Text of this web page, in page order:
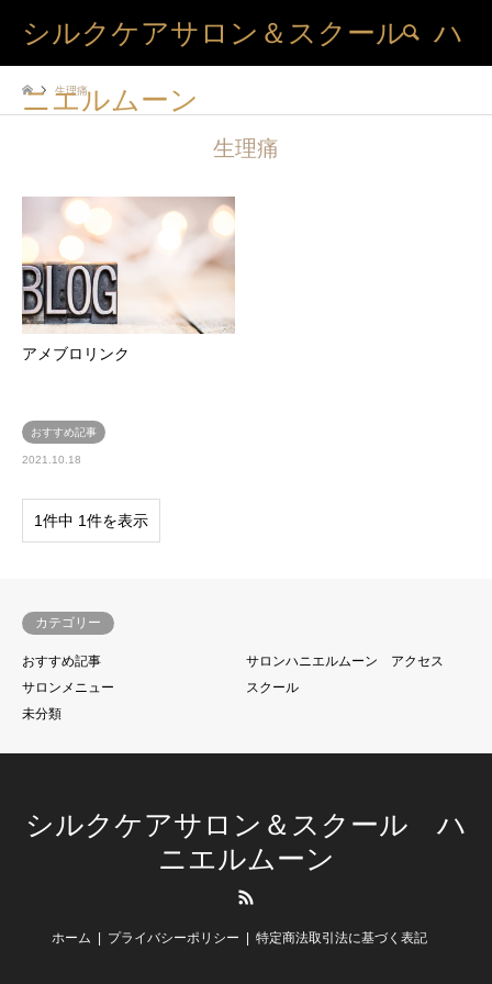
シルクケアサロン＆スクール ハ
ニエルムーン
検索
生理痛
生理痛
アメブロリンク
おすすめ記事
2021.10.18
1件中 1件を表示
カテゴリー
おすすめ記事
サロンハニエルムーン アクセス
サロンメニュー
スクール
未分類
シルクケアサロン＆スクール ハ
ニエルムーン
ホーム プライバシーポリシー 特定商法取引法に基づく表記